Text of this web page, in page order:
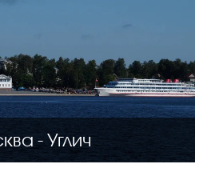
- Углич